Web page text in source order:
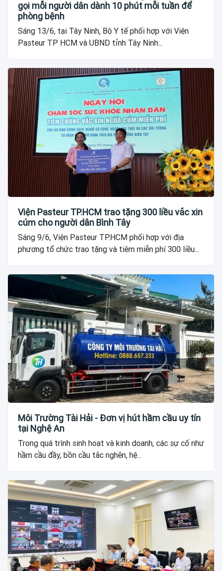
gọi mỗi người dân dành 10 phút mỗi tuần để
phòng bệnh
Sáng 13/6, tại Tây Ninh, Bộ Y tế phối hợp với Viện
Pasteur TP HCM và UBND tỉnh Tây Ninh...
Viện Pasteur TP.HCM trao tặng 300 liều vắc xin
cúm cho người dân Bình Tây
Sáng 9/6, Viện Pasteur TP.HCM phối hợp với địa
phương tổ chức trao tặng và tiêm miễn phí 300 liều...
Môi Trường Tài Hải - Đơn vị hút hầm cầu uy tín
tại Nghệ An
Trong quá trình sinh hoạt và kinh doanh, các sự cố như
hầm cầu đầy, bồn cầu tắc nghẽn, hệ...